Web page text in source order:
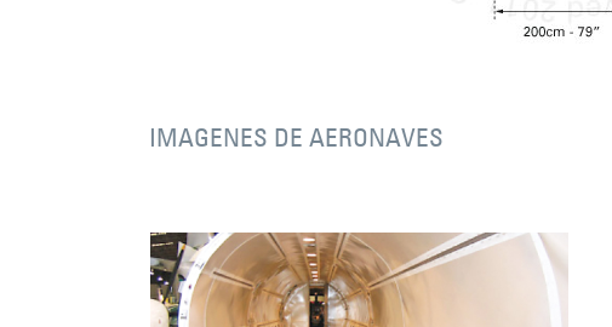
IMAGENES DE AERONAVES